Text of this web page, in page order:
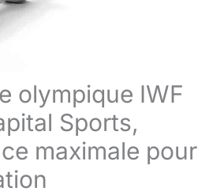
olympique IWF
Sports,
maximale pour